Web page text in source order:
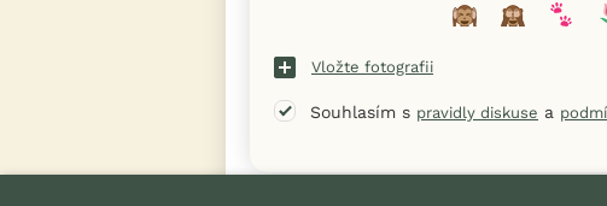
Vložte fotografii
Souhlasím s pravidly diskuse a